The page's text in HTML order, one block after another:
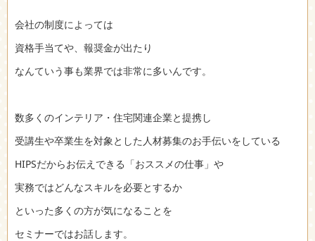
会社の制度によっては
資格手当てや、報奨金が出たり
なんていう事も業界では非常に多いんです。
数多くのインテリア・住宅関連企業と提携し
受講生や卒業生を対象とした人材募集のお手伝いをしている
HIPSだからお伝えできる「おススメの仕事」や
実務ではどんなスキルを必要とするか
といった多くの方が気になることを
セミナーではお話します。